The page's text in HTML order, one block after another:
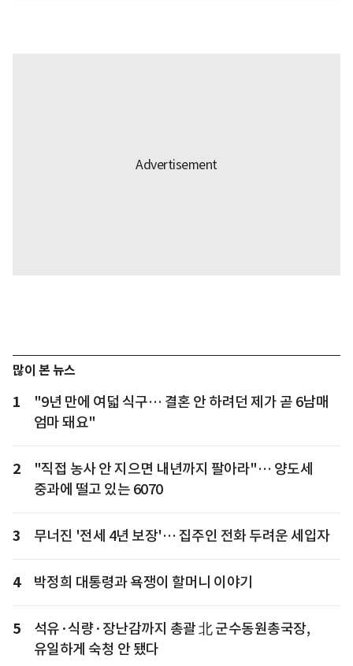
많이 본 뉴스
1
"9년 만에 여덟 식구… 결혼 안 하려던 제가 곧 6남매
엄마 돼요"
2
"직접 농사 안 지으면 내년까지 팔아라"… 양도세
중과에 떨고 있는 6070
3 무너진 '전세 4년 보장'… 집주인 전화 두려운 세입자
4 박정희 대통령과 욕쟁이 할머니 이야기
5
석유·식량·장난감까지 총괄 北 군수동원총국장,
유일하게 숙청 안 됐다